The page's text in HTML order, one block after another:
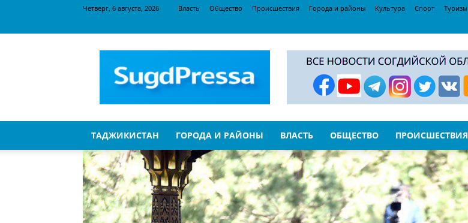
Четверг, 6 августа, 2026 Власть Общество Происшествия Города и районы Культура Спорт Туризм
ТАДЖИКИСТАН ГОРОДА И РАЙОНЫ ВЛАСТЬ ОБЩЕСТВО ПРОИСШЕСТВИЯ